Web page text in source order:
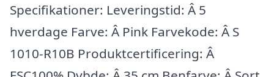
Specifikationer: Leveringstid: Â 5
hverdage Farve: Â Pink Farvekode: Â S
1010-R10B Produktcertificering: Â